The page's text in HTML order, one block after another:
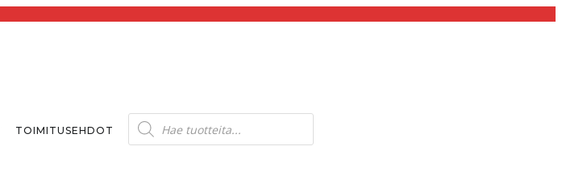
TOIMITUSEHDOT
Products
search